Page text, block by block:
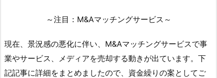
～注目：M&Aマッチングサービス～
現在、景況感の悪化に伴い、M&Aマッチングサービスで事
業やサービス、メディアを売却する動きが出ています。下
記記事に詳細をまとめましたので、資金繰りの案としてご